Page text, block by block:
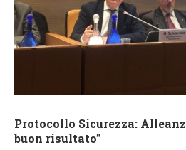
Protocollo Sicurezza:
buon risultato”